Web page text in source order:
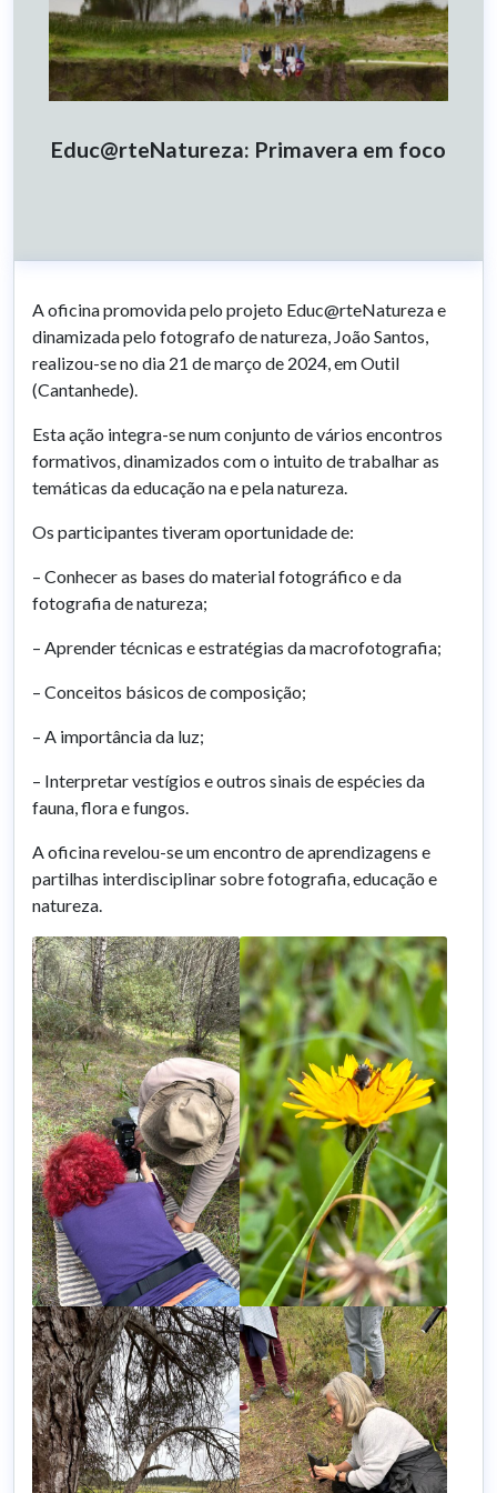
Educ@rteNatureza: Primavera em foco
A oficina promovida pelo projeto Educ@rteNatureza e
dinamizada pelo fotografo de natureza, João Santos,
realizou-se no dia 21 de março de 2024, em Outil
(Cantanhede).
Esta ação integra-se num conjunto de vários encontros
formativos, dinamizados com o intuito de trabalhar as
temáticas da educação na e pela natureza.
Os participantes tiveram oportunidade de:
– Conhecer as bases do material fotográfico e da
fotografia de natureza;
– Aprender técnicas e estratégias da macrofotografia;
– Conceitos básicos de composição;
– A importância da luz;
– Interpretar vestígios e outros sinais de espécies da
fauna, flora e fungos.
A oficina revelou-se um encontro de aprendizagens e
partilhas interdisciplinar sobre fotografia, educação e
natureza.